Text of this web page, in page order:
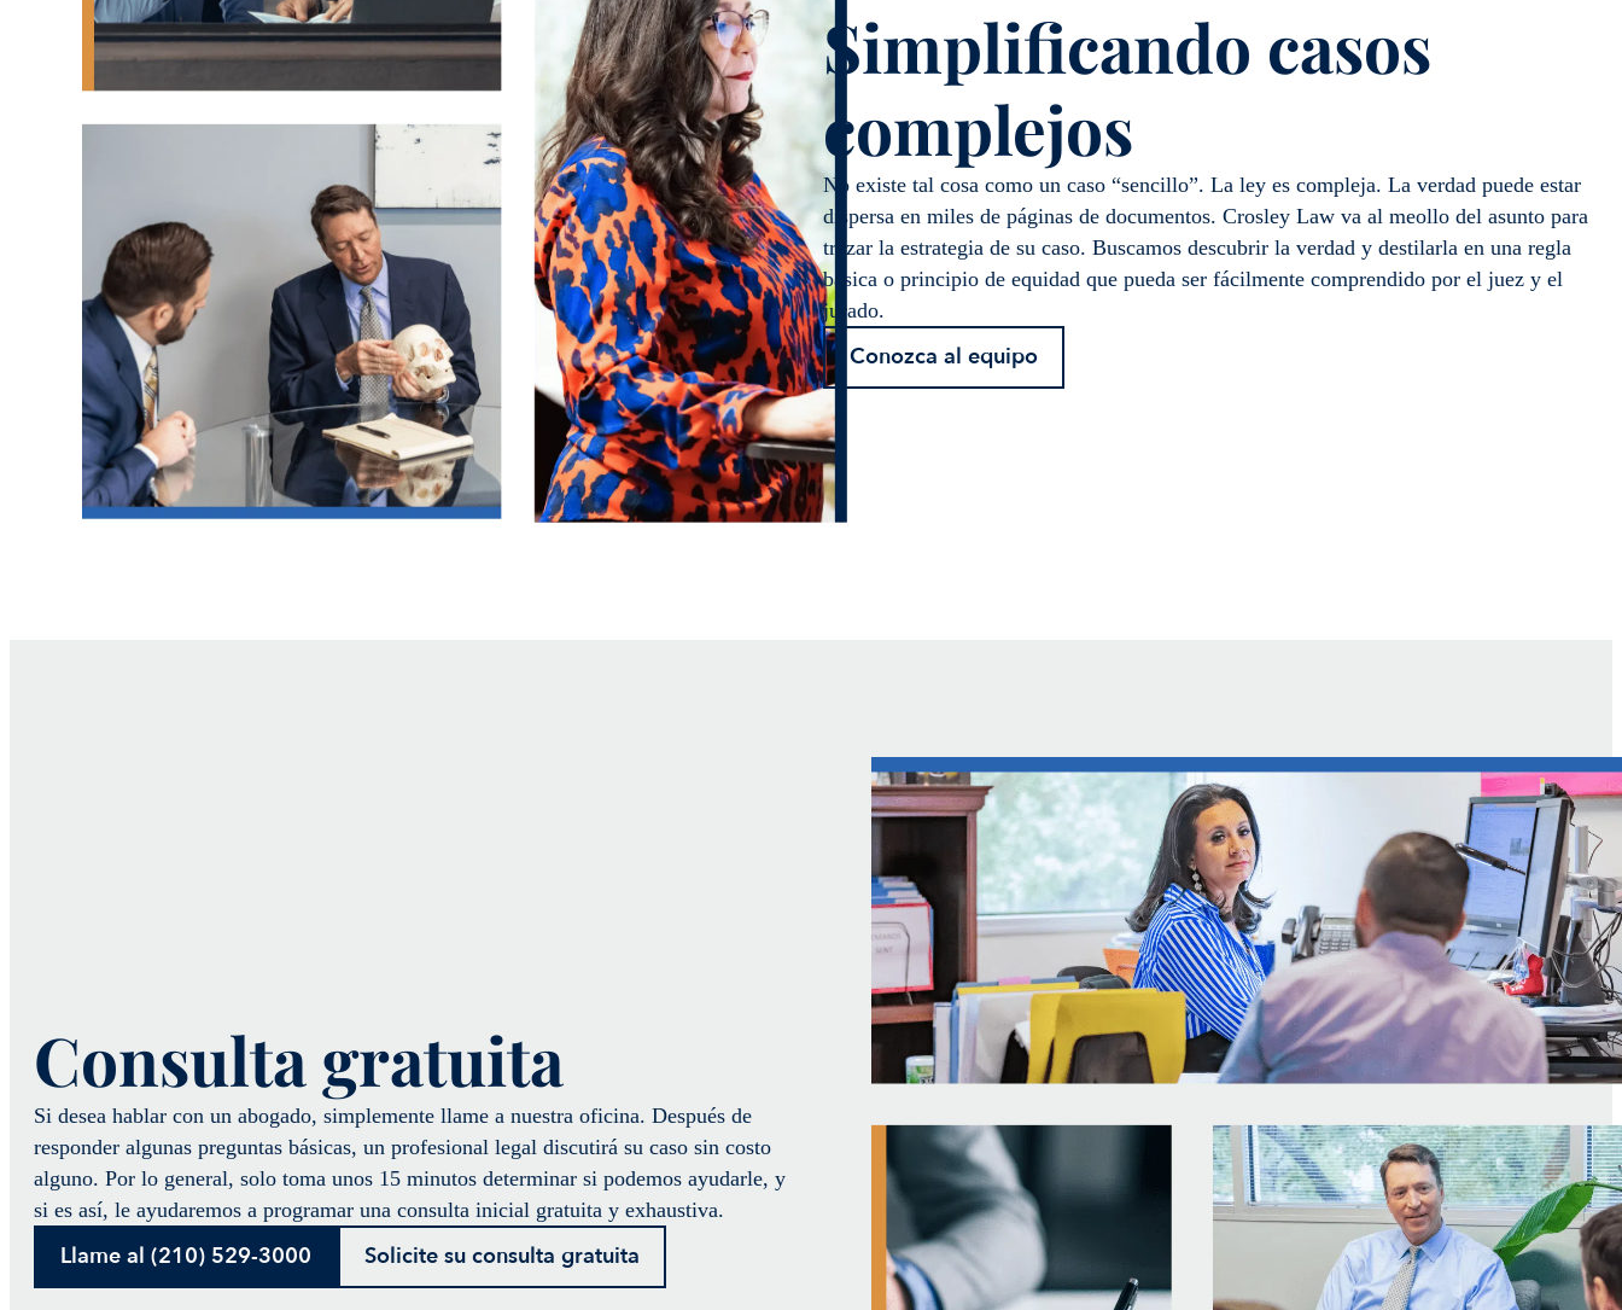
Simplificando casos
complejos
No existe tal cosa como un caso “sencillo”. La ley es compleja. La verdad puede estar
dispersa en miles de páginas de documentos. Crosley Law va al meollo del asunto para
trazar la estrategia de su caso. Buscamos descubrir la verdad y destilarla en una regla
básica o principio de equidad que pueda ser fácilmente comprendido por el juez y el
jurado.
Conozca al equipo
Consulta gratuita
Si desea hablar con un abogado, simplemente llame a nuestra oficina. Después de
responder algunas preguntas básicas, un profesional legal discutirá su caso sin costo
alguno. Por lo general, solo toma unos 15 minutos determinar si podemos ayudarle, y
si es así, le ayudaremos a programar una consulta inicial gratuita y exhaustiva.
Llame al (210) 529-3000 Solicite su consulta gratuita